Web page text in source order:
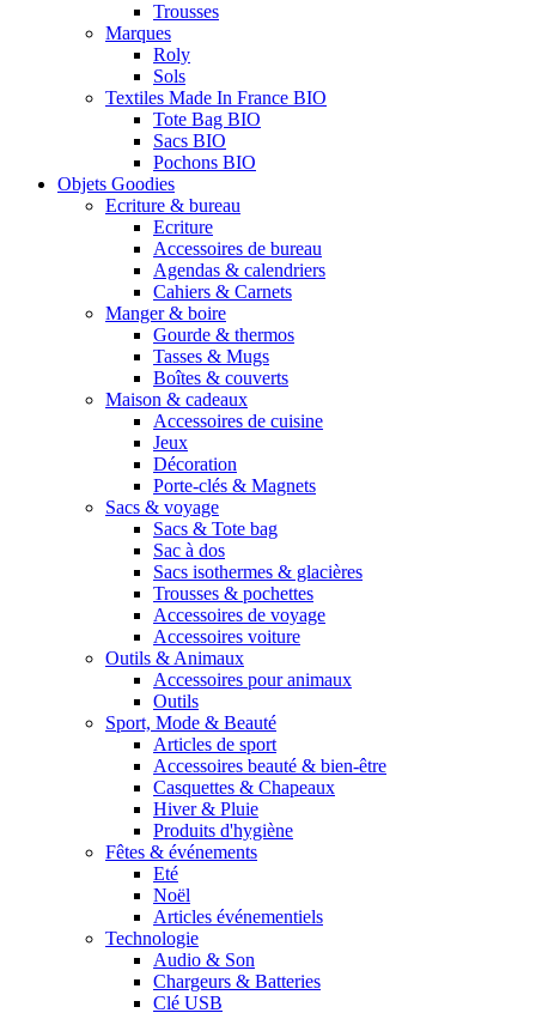
Trousses
Marques
Roly
Sols
Textiles Made In France BIO
Tote Bag BIO
Sacs BIO
Pochons BIO
Objets Goodies
Ecriture & bureau
Ecriture
Accessoires de bureau
Agendas & calendriers
Cahiers & Carnets
Manger & boire
Gourde & thermos
Tasses & Mugs
Boîtes & couverts
Maison & cadeaux
Accessoires de cuisine
Jeux
Décoration
Porte-clés & Magnets
Sacs & voyage
Sacs & Tote bag
Sac à dos
Sacs isothermes & glacières
Trousses & pochettes
Accessoires de voyage
Accessoires voiture
Outils & Animaux
Accessoires pour animaux
Outils
Sport, Mode & Beauté
Articles de sport
Accessoires beauté & bien-être
Casquettes & Chapeaux
Hiver & Pluie
Produits d'hygiène
Fêtes & événements
Eté
Noël
Articles événementiels
Technologie
Audio & Son
Chargeurs & Batteries
Clé USB